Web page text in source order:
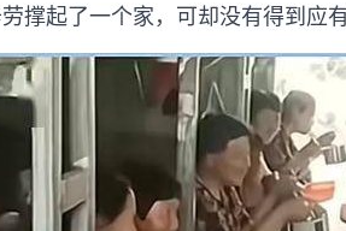
撑起了一个家，可却没有得到应有